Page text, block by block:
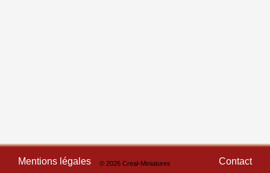
Mentions légales © 2026 Creal-Miniatures Contact